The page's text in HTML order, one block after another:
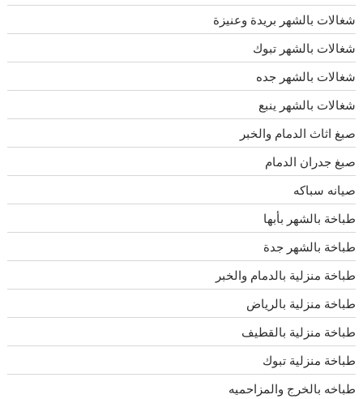
شغالات بالشهر بريدة وعنيزة
شغالات بالشهر تبوك
شغالات بالشهر جده
شغالات بالشهر ينبع
صبغ اثاث الدمام والخبر
صبغ جدران الدمام
صيانه سباكه
طباخة بالشهر بأبها
طباخة بالشهر جدة
طباخة منزلية بالدمام والخبر
طباخة منزلية بالرياض
طباخة منزلية بالقطيف
طباخة منزلية تبوك
طباخه بالخرج والمزاحميه